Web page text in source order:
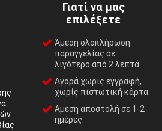
Γιατί να μας
επιλέξετε
Άμεση ολοκλήρωση
παραγγελίας σε
λιγότερο από 2 λεπτά.
Αγορά χωρίς εγγραφή,
χωρίς πιστωτική κάρτα.
Αμεση αποστολή σε 1-2
ημέρες.